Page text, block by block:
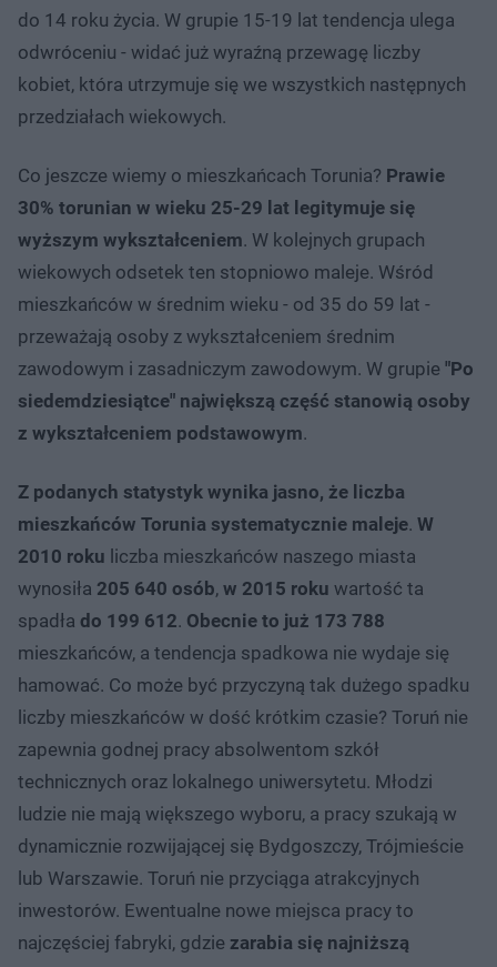
do 14 roku życia. W grupie 15-19 lat tendencja ulega
odwróceniu - widać już wyraźną przewagę liczby
kobiet, która utrzymuje się we wszystkich następnych
przedziałach wiekowych.
Co jeszcze wiemy o mieszkańcach Torunia? Prawie
30% torunian w wieku 25-29 lat legitymuje się
wyższym wykształceniem. W kolejnych grupach
wiekowych odsetek ten stopniowo maleje. Wśród
mieszkańców w średnim wieku - od 35 do 59 lat -
przeważają osoby z wykształceniem średnim
zawodowym i zasadniczym zawodowym. W grupie "Po
siedemdziesiątce" największą część stanowią osoby
z wykształceniem podstawowym.
Z podanych statystyk wynika jasno, że liczba
mieszkańców Torunia systematycznie maleje. W
2010 roku liczba mieszkańców naszego miasta
wynosiła 205 640 osób, w 2015 roku wartość ta
spadła do 199 612. Obecnie to już 173 788
mieszkańców, a tendencja spadkowa nie wydaje się
hamować. Co może być przyczyną tak dużego spadku
liczby mieszkańców w dość krótkim czasie? Toruń nie
zapewnia godnej pracy absolwentom szkół
technicznych oraz lokalnego uniwersytetu. Młodzi
ludzie nie mają większego wyboru, a pracy szukają w
dynamicznie rozwijającej się Bydgoszczy, Trójmieście
lub Warszawie. Toruń nie przyciąga atrakcyjnych
inwestorów. Ewentualne nowe miejsca pracy to
najczęściej fabryki, gdzie zarabia się najniższą